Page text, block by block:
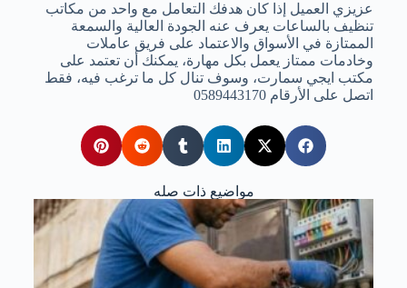
مواضيع ذات صله
عزيزي العميل إذا كان هدفك التعامل مع واحد من مكاتب
تنظيف بالساعات يعرف عنه الجودة العالية والسمعة
الممتازة في الأسواق والاعتماد على فريق عاملات
وخادمات ممتاز يعمل بكل مهارة، يمكنك أن تعتمد على
مكتب ايجي سمارت، وسوف تنال كل ما ترغب فيه، فقط
اتصل على الأرقام 0589443170